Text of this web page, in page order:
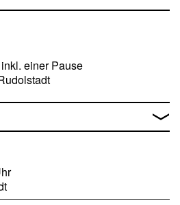
es uns nachher zu melden!«,
Paul. Die Krimiautorin Patricia
die Wirkung des Alkohols, um
und die primitiven Gefühle zu
ist der Alkoholkonsum in
und Brauereien bedauern,
aller Liebe zur Gesundheit
Schluck« die höhere Weihe
schließlich sind Trinken und
Oder wussten Sie, dass
– die heutige Europahymne
war?
einer Pause